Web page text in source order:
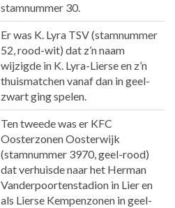
stamnummer 30.
Er was K. Lyra TSV (stamnummer
52, rood-wit) dat z’n naam
wijzigde in K. Lyra-Lierse en z’n
thuismatchen vanaf dan in geel-
zwart ging spelen.
Ten tweede was er KFC
Oosterzonen Oosterwijk
(stamnummer 3970, geel-rood)
dat verhuisde naar het Herman
Vanderpoortenstadion in Lier en
als Lierse Kempenzonen in geel-